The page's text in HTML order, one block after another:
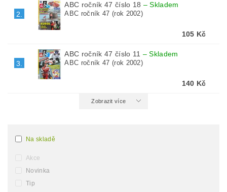
2.
ABC ročník 47 číslo 18 –Skladem
ABC ročník 47 (rok 2002)
105 Kč
3.
ABC ročník 47 číslo 11 –Skladem
ABC ročník 47 (rok 2002)
140 Kč
Zobrazit více
Na skladě
Akce
Novinka
Tip